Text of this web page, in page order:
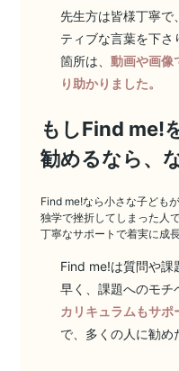
先生方は皆様丁寧で
ティブな言葉を下
箇所は、動画や画像
り助かりました。
もしFind me!
勧めるなら、
Find me!なら小さな子どもが
独学で挫折してしまった人で
丁寧なサポートで着実に成長
Find me!は質問や課
早く、課題へのモチ
カリキュラムもサ
で、多くの人に勧め